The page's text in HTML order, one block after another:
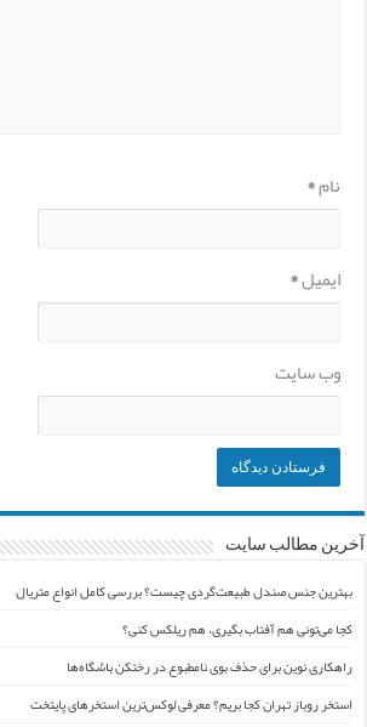
نام*
ایمیل*
وب‌ سایت
آخرین مطالب سایت
بهترین جنس صندل طبیعت‌گردی چیست؟ بررسی کامل انواع متریال
کجا می‌تونی هم آفتاب بگیری، هم ریلکس کنی؟
راهکاری نوین برای حذف بوی نامطبوع در رختکن باشگاه‌ها
استخر روباز تهران کجا بریم؟ معرفی لوکس‌ترین استخرهای پایتخت